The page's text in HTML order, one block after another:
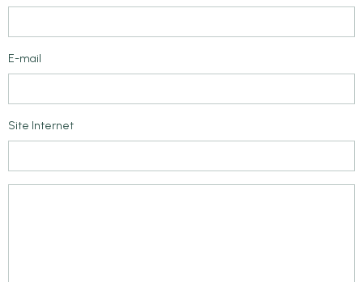
E-mail
Site Internet